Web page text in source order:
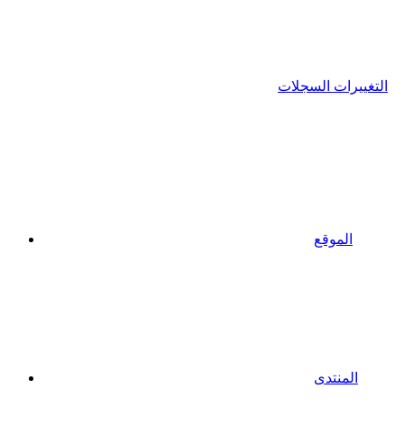
التغييرات السجلات
الموقع
المنتدى